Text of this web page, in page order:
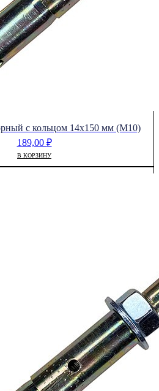
с кольцом 14х150 мм (М10)
189,00 ₽
В КОРЗИНУ